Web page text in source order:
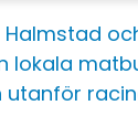
Halmstad
lokala
utanför